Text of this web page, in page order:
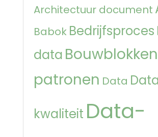
Architectuur document
Babok Bedrijfsproces
data
patronen Data
kwaliteit Data-